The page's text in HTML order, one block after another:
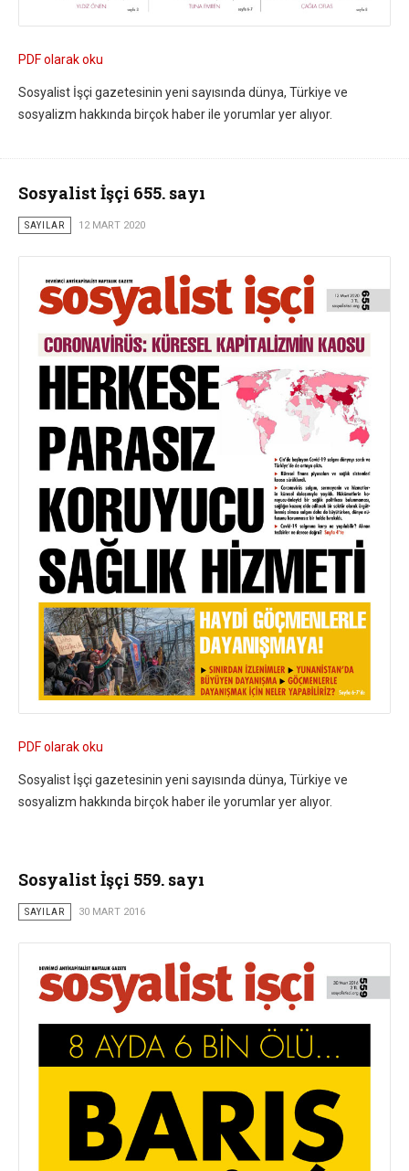
PDF olarak oku
Sosyalist İşçi gazetesinin yeni sayısında dünya, Türkiye ve
sosyalizm hakkında birçok haber ile yorumlar yer alıyor.
Sosyalist İşçi 655. sayı
SAYILAR 12 MART 2020
PDF olarak oku
Sosyalist İşçi gazetesinin yeni sayısında dünya, Türkiye ve
sosyalizm hakkında birçok haber ile yorumlar yer alıyor.
Sosyalist İşçi 559. sayı
SAYILAR 30 MART 2016